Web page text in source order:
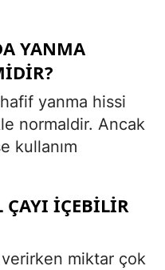
YANMA
yanma hissi
normaldir. Ancak
kullanım
ÇAYI IÇEBILIR
miktar çok